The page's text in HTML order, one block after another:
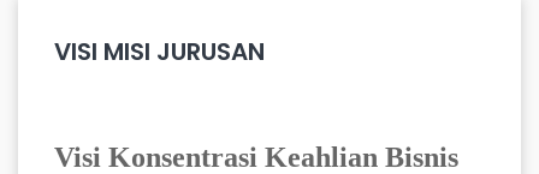
VISI MISI JURUSAN
Visi Konsentrasi Keahlian Bisnis